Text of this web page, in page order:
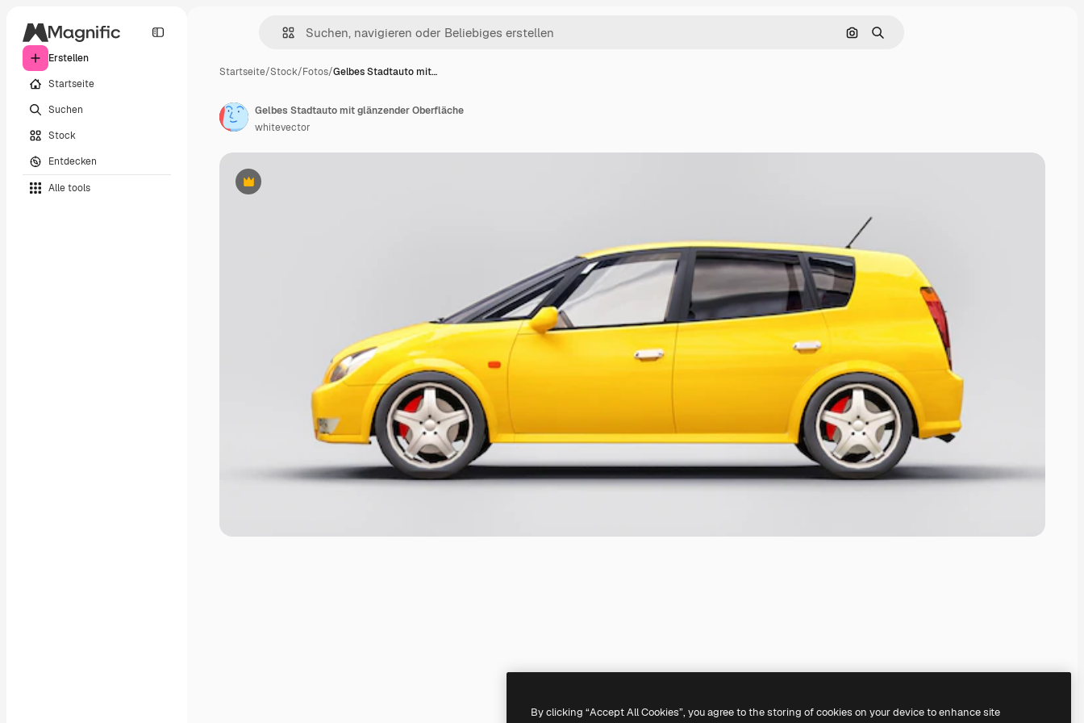
Erstellen
Startseite
Suchen
Stock
Entdecken
Alle tools
Nach Bild suchen
Suchen
Startseite/Stock/Fotos/Gelbes Stadtauto mit…
Premium
Gelbes Stadtauto mit glänzender Oberfläche
whitevector
By clicking “Accept All Cookies”, you agree to the storing of cookies on your device to enhance site